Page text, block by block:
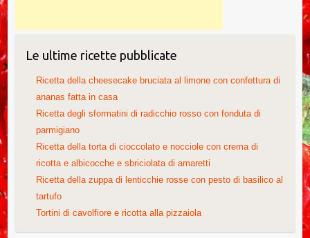
Le ultime ricette pubblicate
Ricetta della cheesecake bruciata al limone con confettura di
ananas fatta in casa
Ricetta degli sformatini di radicchio rosso con fonduta di
parmigiano
Ricetta della torta di cioccolato e nocciole con crema di
ricotta e albicocche e sbriciolata di amaretti
Ricetta della zuppa di lenticchie rosse con pesto di basilico al
tartufo
Tortini di cavolfiore e ricotta alla pizzaiola